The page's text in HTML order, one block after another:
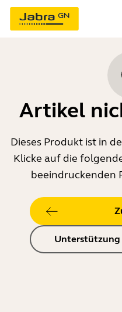
Artikel
Dieses Produkt ist in
Klicke auf die
beeindruckenden